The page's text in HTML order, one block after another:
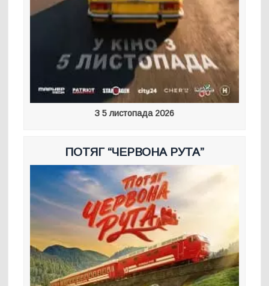
З 5 листопада 2026
ПОТЯГ “ЧЕРВОНА РУТА”